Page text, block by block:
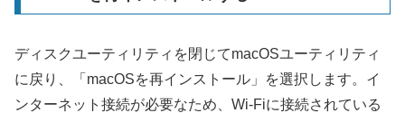
ディスクユーティリティを閉じてmacOSユーティリティ
に戻り、「macOSを再インストール」を選択します。イ
ンターネット接続が必要なため、Wi-Fiに接続されている